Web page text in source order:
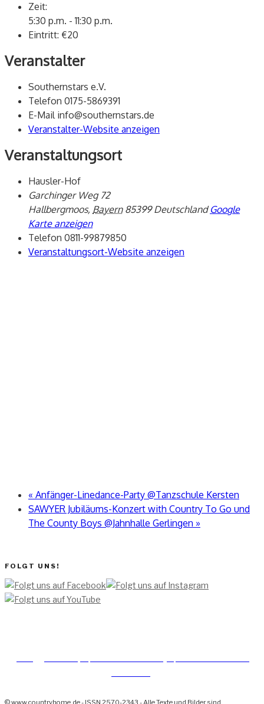
Zeit:
5:30 p.m. - 11:30 p.m.
Eintritt: €20
Veranstalter
Southernstars e.V.
Telefon 0175-5869391
E-Mail info@southernstars.de
Veranstalter-Website anzeigen
Veranstaltungsort
Hausler-Hof
Garchinger Weg 72
Hallbergmoos, Bayern 85399 Deutschland Google
Karte anzeigen
Telefon 0811-99879850
Veranstaltungsort-Website anzeigen
« Anfänger-Linedance-Party @Tanzschule Kersten
SAWYER Jubiläums-Konzert with Country To Go und
The County Boys @Jahnhalle Gerlingen »
FOLGT UNS!
© www.countryhome.de - ISSN 2570-2343 - Alle Texte und Bilder sind